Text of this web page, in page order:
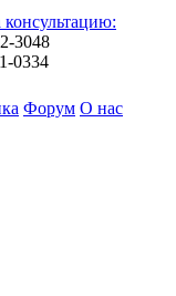
консультацию:
3048
0334
Форум О нас